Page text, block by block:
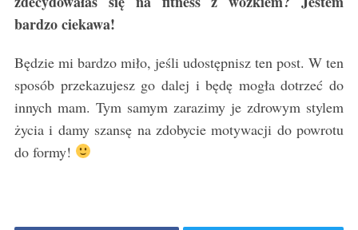
bardzo ciekawa!
Będzie mi bardzo miło, jeśli udostępnisz ten post. W ten
sposób przekazujesz go dalej i będę mogła dotrzeć do
innych mam. Tym samym zarazimy je zdrowym stylem
życia i damy szansę na zdobycie motywacji do powrotu
do formy!
: